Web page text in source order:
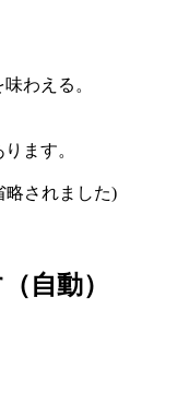
わえる。
ます。
略されました)
自動）